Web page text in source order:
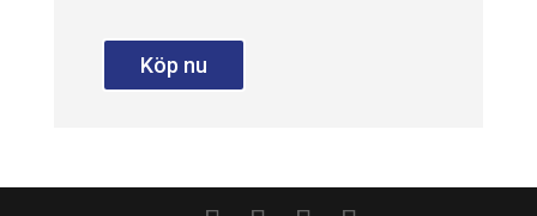
Köp nu